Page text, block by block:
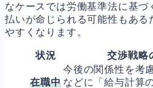
なケースでは労働基準法に基づ
払いが命じられる可能性もある
やすくなります。
状況 交渉戦略
在職中
今後の関係性を考
などに「給与計算